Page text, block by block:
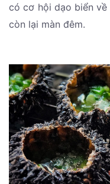
có cơ hội dạo biển về
còn lại màn đêm.